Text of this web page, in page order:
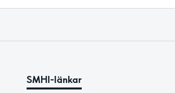
SMHI-länkar